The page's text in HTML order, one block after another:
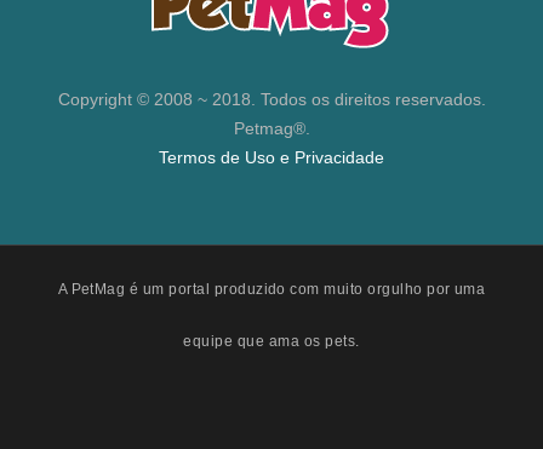
Copyright © 2008 ~ 2018. Todos os direitos reservados.
Petmag®.
Termos de Uso e Privacidade
A PetMag é um portal produzido com muito orgulho por uma
equipe que ama os pets.